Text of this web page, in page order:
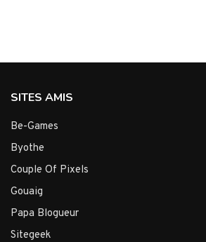
SITES AMIS
Be-Games
Byothe
Couple Of Pixels
Gouaig
Papa Blogueur
Sitegeek